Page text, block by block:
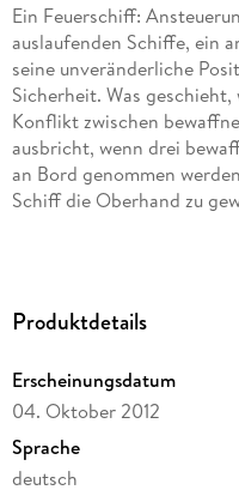
Ein Feuerschiff:
auslaufenden Schiffe, ein
seine unveränderliche
Sicherheit. Was
Konflikt zwischen
ausbricht, wenn drei
an Bord genommen
Schiff die Oberhand zu
ergänzt.
Inhaltsverzeichnis
Cover
Produktdetails
Erscheinungsdatum
04. Oktober 2012
Sprache
deutsch